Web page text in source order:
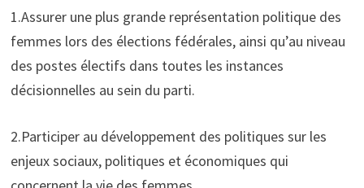
1.Assurer une plus grande représentation politique des
femmes lors des élections fédérales, ainsi qu’au niveau
des postes électifs dans toutes les instances
décisionnelles au sein du parti.
2.Participer au développement des politiques sur les
enjeux sociaux, politiques et économiques qui